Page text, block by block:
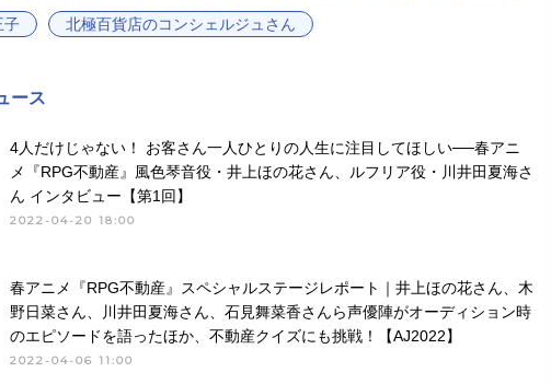
子 北極百貨店のコンシェルジュさん
ース
4人だけじゃない！ お客さん一人ひとりの人生に注目してほしい──春アニ
メ『RPG不動産』風色琴音役・井上ほの花さん、ルフリア役・川井田夏海さ
ん インタビュー【第1回】
2022-04-20 18:00
春アニメ『RPG不動産』スペシャルステージレポート｜井上ほの花さん、木
野日菜さん、川井田夏海さん、石見舞菜香さんら声優陣がオーディション時
のエピソードを語ったほか、不動産クイズにも挑戦！【AJ2022】
2022-04-06 11:00